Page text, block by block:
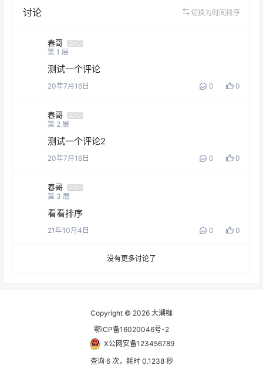
讨论 切换为时间排序
春哥
Lv5
第 1 层
测试一个评论
20年7月16日 0 0
春哥
Lv5
第 2 层
测试一个评论2
20年7月16日 0 0
春哥
Lv5
第 3 层
看看排序
21年10月4日 0 0
没有更多讨论了
Copyright © 2026 大潮咖
鄂ICP备16020046号-2
X公网安备123456789
查询 6 次，耗时 0.1238 秒